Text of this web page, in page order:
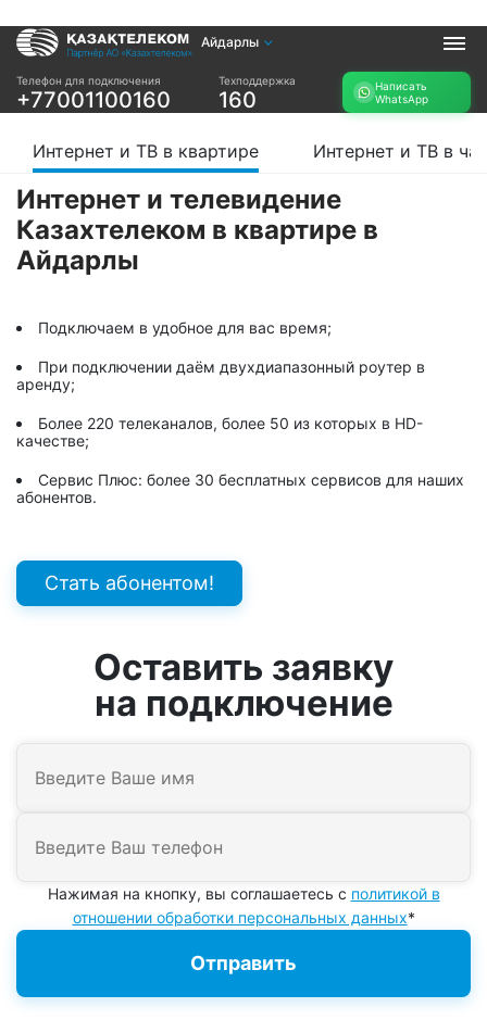
Айдарлы
Телефон для подключения
+77001100160
Техподдержка
160
Написать
WhatsApp
Услуги
Интернет и ТВ в
Интернет и ТВ в
частном доме
Интернет в офис
Прочее
Проверить
Проверить
возможность
подключения по
названию ЖК
Новости
подбор тарифа
Подключиться к
КазахТелеком
Интернет и ТВ в квартире Интернет и ТВ в
Интернет и телевидение
Казахтелеком в квартире в
Айдарлы
Подключаем в удобное для вас время;
При подключении даём двухдиапазонный роутер в
аренду;
Более 220 телеканалов, более 50 из которых в HD-
качестве;
Сервис Плюс: более 30 бесплатных сервисов для наших
абонентов.
Стать абонентом!
Оставить заявку
на подключение
Нажимая на кнопку, вы соглашаетесь с политикой в
отношении обработки персональных данных*